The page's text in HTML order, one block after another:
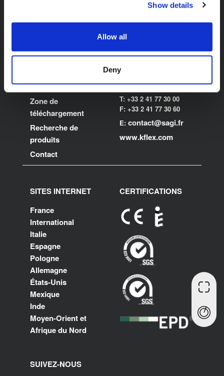
Show details
Allow all
Deny
À propos de K-FLEX
Application
Zone de
téléchargement
Recherche de
produits
Contact
SIÈGE SOCIAL
SAGI K-FLEX
Z.I. Anjou Atlantique
Loire
T: +33 2 41 77 30 00
F: +33 2 41 77 30 60
E: contact@sagi.fr
www.kflex.com
SITES INTERNET
France
International
Italie
Espagne
Pologne
Allemagne
États-Unis
Mexique
Inde
Moyen-Orient et
Afrique du Nord
CERTIFICATIONS
SUIVEZ-NOUS